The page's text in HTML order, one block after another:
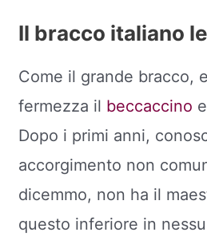
Il bracco italiano
Come il grande bracco,
fermezza il beccaccino
Dopo i primi anni,
accorgimento non
dicemmo, non ha il
questo inferiore in